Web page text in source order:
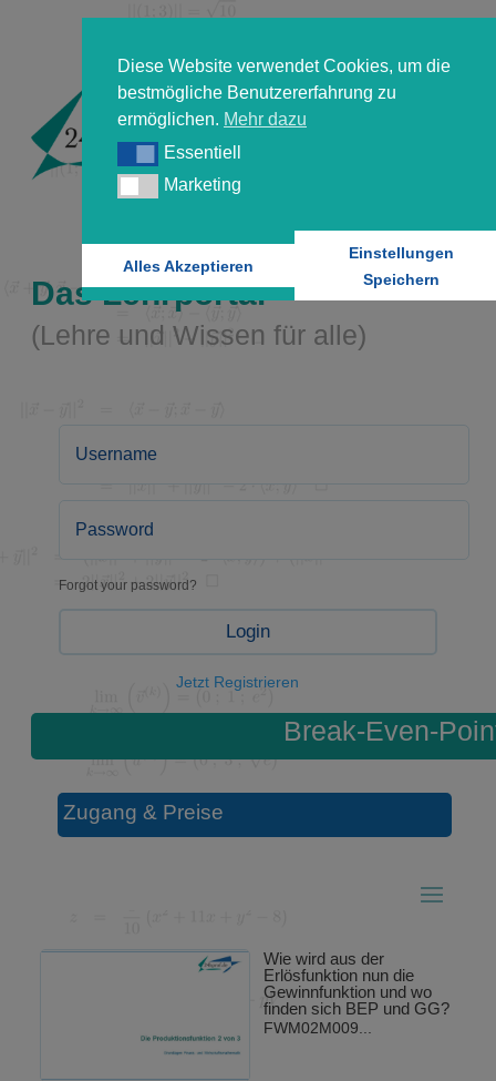
Diese Website verwendet Cookies, um die
bestmögliche Benutzererfahrung zu
ermöglichen. Mehr dazu
EssentiellEssentiell
MarketingMarketing
Alles Akzeptieren
Einstellungen
Speichern
Das Lehrportal
(Lehre und Wissen für alle)
Forgot your password?
Login
Jetzt Registrieren
Break-Even-
Zugang & Preise
Wie wird aus der
Erlösfunktion nun die
Gewinnfunktion und wo
finden sich BEP und GG?
FWM02M009...